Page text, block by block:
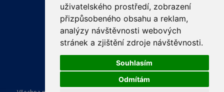
uživatelského prostředí, zobrazení
přizpůsobeného obsahu a reklam,
analýzy návštěvnosti webových
stránek a zjištění zdroje návštěvnosti.
Souhlasím
Odmítám
PRO VEŘEJNOST
VZDĚLÁVÁNÍ